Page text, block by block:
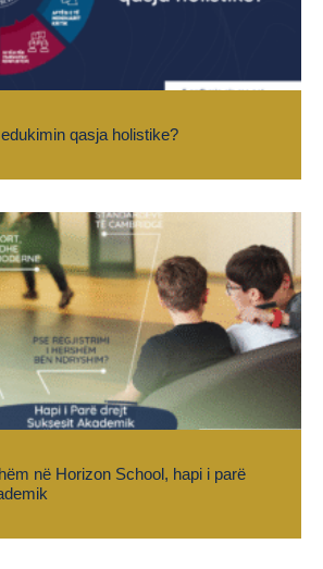
qasja holistike?
në Horizon School, hapi i parë